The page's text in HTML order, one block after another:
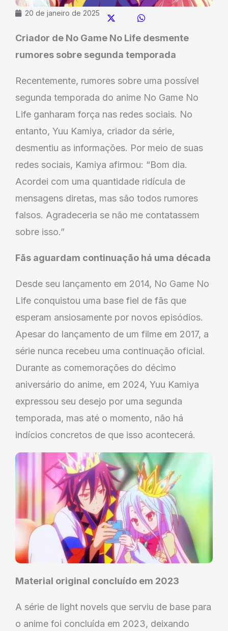
20 de janeiro de 2025
Criador de No Game No Life desmente
rumores sobre segunda temporada
Recentemente, rumores sobre uma possível
segunda temporada do anime No Game No
Life ganharam força nas redes sociais. No
entanto, Yuu Kamiya, criador da série,
desmentiu as informações. Por meio de suas
redes sociais, Kamiya afirmou: “Bom dia.
Acordei com uma quantidade ridícula de
mensagens diretas, mas são todos rumores
falsos. Agradeceria se não me contatassem
sobre isso.”
Fãs aguardam continuação há uma década
Desde seu lançamento em 2014, No Game No
Life conquistou uma base fiel de fãs que
esperam ansiosamente por novos episódios.
Apesar do lançamento de um filme em 2017, a
série nunca recebeu uma continuação oficial.
Durante as comemorações do décimo
aniversário do anime, em 2024, Yuu Kamiya
expressou seu desejo por uma segunda
temporada, mas até o momento, não há
indícios concretos de que isso acontecerá.
Material original concluído em 2023
A série de light novels que serviu de base para
o anime foi concluída em 2023, deixando